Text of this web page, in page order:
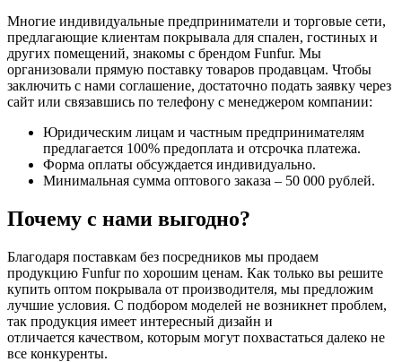
Многие индивидуальные предприниматели и торговые сети,
предлагающие клиентам покрывала для спален, гостиных и
других помещений, знакомы с брендом Funfur. Мы
организовали прямую поставку товаров продавцам. Чтобы
заключить с нами соглашение, достаточно подать заявку через
сайт или связавшись по телефону с менеджером компании:
Юридическим лицам и частным предпринимателям
предлагается 100% предоплата и отсрочка платежа.
Форма оплаты обсуждается индивидуально.
Минимальная сумма оптового заказа – 50 000 рублей.
Почему с нами выгодно?
Благодаря поставкам без посредников мы продаем
продукцию Funfur по хорошим ценам. Как только вы решите
купить оптом покрывала от производителя, мы предложим
лучшие условия. С подбором моделей не возникнет проблем,
так продукция имеет интересный дизайн и
отличается качеством, которым могут похвастаться далеко не
все конкуренты.